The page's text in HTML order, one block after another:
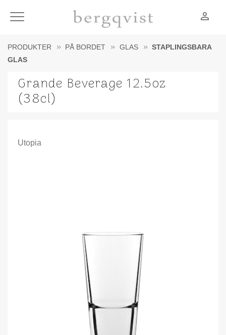
Meny person_outline
PRODUKTER PÅ BORDET GLAS
STAPLINGSBARA
GLAS
Grande Beverage 12.5oz
(38cl)
Utopia